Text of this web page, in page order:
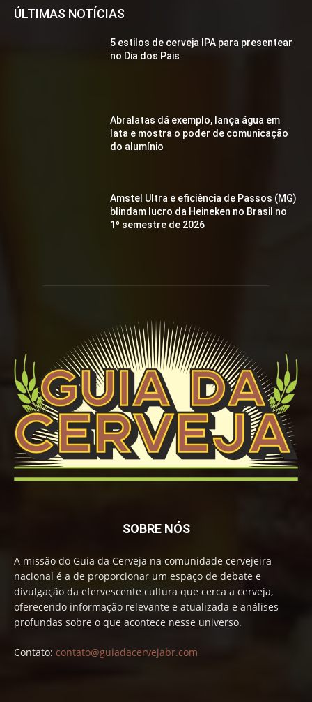
ÚLTIMAS NOTÍCIAS
5 estilos de cerveja IPA para presentear
no Dia dos Pais
Abralatas dá exemplo, lança água em
lata e mostra o poder de comunicação
do alumínio
Amstel Ultra e eficiência de Passos (MG)
blindam lucro da Heineken no Brasil no
1º semestre de 2026
SOBRE NÓS
A missão do Guia da Cerveja na comunidade cervejeira
nacional é a de proporcionar um espaço de debate e
divulgação da efervescente cultura que cerca a cerveja,
oferecendo informação relevante e atualizada e análises
profundas sobre o que acontece nesse universo.
Contato: contato@guiadacervejabr.com